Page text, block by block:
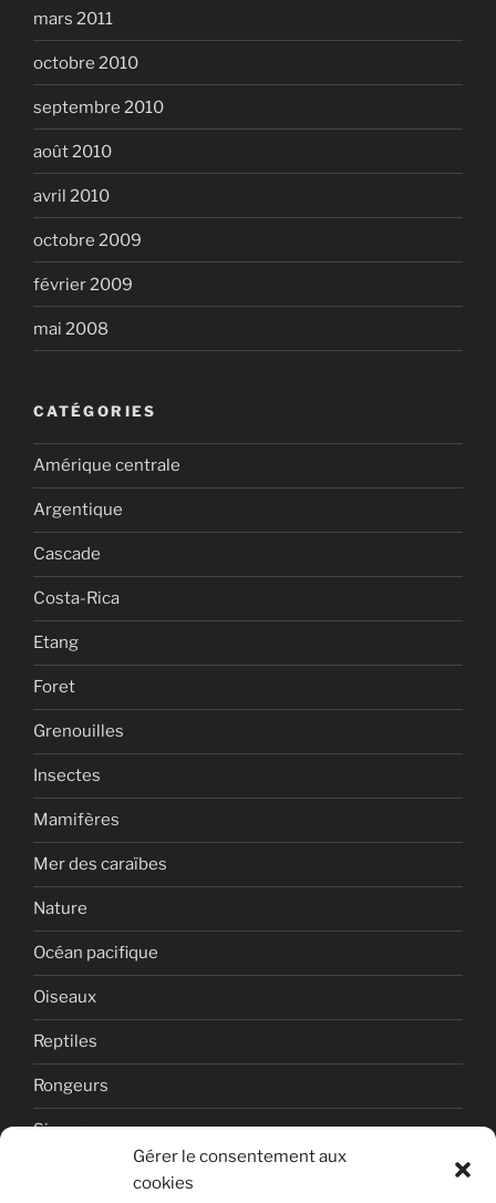
Gérer le consentement aux
cookies
mars 2011
octobre 2010
septembre 2010
août 2010
avril 2010
octobre 2009
février 2009
mai 2008
CATÉGORIES
Amérique centrale
Argentique
Cascade
Costa-Rica
Etang
Foret
Grenouilles
Insectes
Mamifères
Mer des caraïbes
Nature
Océan pacifique
Oiseaux
Reptiles
Rongeurs
Singes